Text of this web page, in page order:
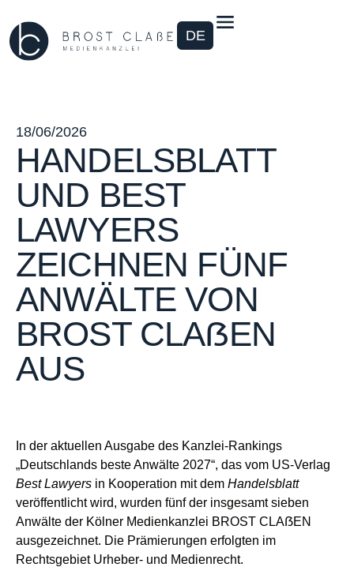
DE
18/06/2026
HANDELSBLATT
UND BEST
LAWYERS
ZEICHNEN FÜNF
ANWÄLTE VON
BROST CLAẞEN
AUS
In der aktuellen Ausgabe des Kanzlei-Rankings
„Deutschlands beste Anwälte 2027“, das vom US-Verlag
Best Lawyers in Kooperation mit dem Handelsblatt
veröffentlicht wird, wurden fünf der insgesamt sieben
Anwälte der Kölner Medienkanzlei BROST CLAẞEN
ausgezeichnet. Die Prämierungen erfolgten im
Rechtsgebiet Urheber- und Medienrecht.